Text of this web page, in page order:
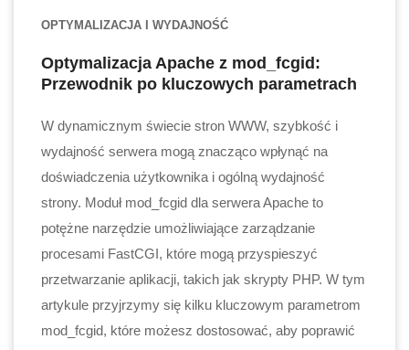
OPTYMALIZACJA I WYDAJNOŚĆ
Optymalizacja Apache z mod_fcgid:
Przewodnik po kluczowych parametrach
W dynamicznym świecie stron WWW, szybkość i
wydajność serwera mogą znacząco wpłynąć na
doświadczenia użytkownika i ogólną wydajność
strony. Moduł mod_fcgid dla serwera Apache to
potężne narzędzie umożliwiające zarządzanie
procesami FastCGI, które mogą przyspieszyć
przetwarzanie aplikacji, takich jak skrypty PHP. W tym
artykule przyjrzymy się kilku kluczowym parametrom
mod_fcgid, które możesz dostosować, aby poprawić